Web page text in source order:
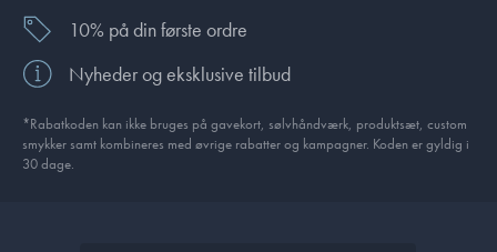
10% på din første ordre
Nyheder og eksklusive tilbud
*Rabatkoden kan ikke bruges på gavekort, sølvhåndværk, produktsæt, custom
smykker samt kombineres med øvrige rabatter og kampagner. Koden er gyldig i
30 dage.